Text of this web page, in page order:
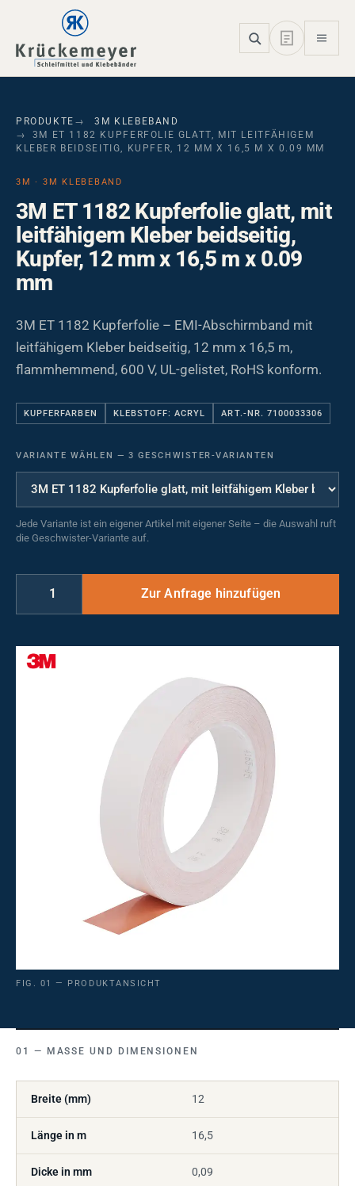
Skip to main navigation
Skip to main content
Skip to page footer
PRODUKTE
3M KLEBEBAND
3M ET 1182 KUPFERFOLIE GLATT, MIT LEITFÄHIGEM
KLEBER BEIDSEITIG, KUPFER, 12 MM X 16,5 M X 0.09 MM
3M · 3M KLEBEBAND
3M ET 1182 Kupferfolie glatt, mit
leitfähigem Kleber beidseitig,
Kupfer, 12 mm x 16,5 m x 0.09
mm
3M ET 1182 Kupferfolie – EMI-Abschirmband mit
leitfähigem Kleber beidseitig, 12 mm x 16,5 m,
flammhemmend, 600 V, UL-gelistet, RoHS konform.
KUPFERFARBEN KLEBSTOFF: ACRYL ART.-NR. 7100033306
VARIANTE WÄHLEN — 3 GESCHWISTER-VARIANTEN
Jede Variante ist ein eigener Artikel mit eigener Seite – die Auswahl ruft
die Geschwister-Variante auf.
FIG. 01 — PRODUKTANSICHT
MASSE UND DIMENSIONEN
Breite (mm) 12
Länge in m 16,5
Dicke in mm 0,09